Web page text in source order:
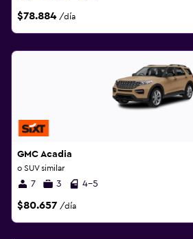
$78.884 /día
GMC Acadia
o SUV similar
7 3 4-5
$80.657 /día